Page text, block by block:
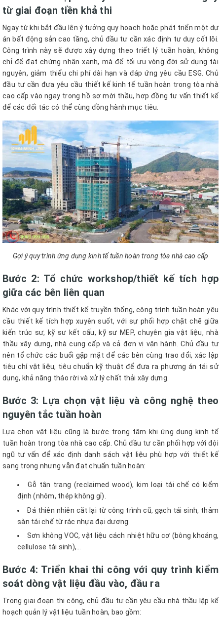
từ giai đoạn tiền khả thi
Ngay từ khi bắt đầu lên ý tưởng quy hoạch hoặc phát triển một dự
án bất động sản cao tầng, chủ đầu tư cần xác định tư duy cốt lõi.
Công trình này sẽ được xây dựng theo triết lý tuần hoàn, không
chỉ để đạt chứng nhận xanh, mà để tối ưu vòng đời sử dụng tài
nguyên, giảm thiểu chi phí dài hạn và đáp ứng yêu cầu ESG. Chủ
đầu tư cần đưa yêu cầu thiết kế kinh tế tuần hoàn trong tòa nhà
cao cấp vào ngay trong hồ sơ mời thầu, hợp đồng tư vấn thiết kế
để các đối tác có thể cùng đồng hành mục tiêu.
Gợi ý quy trình ứng dụng kinh tế tuần hoàn trong tòa nhà cao cấp
Bước 2: Tổ chức workshop/thiết kế tích hợp
giữa các bên liên quan
Khác với quy trình thiết kế truyền thống, công trình tuần hoàn yêu
cầu thiết kế tích hợp xuyên suốt, với sự phối hợp chặt chẽ giữa
kiến trúc sư, kỹ sư kết cấu, kỹ sư MEP, chuyên gia vật liệu, nhà
thầu xây dựng, nhà cung cấp và cả đơn vị vận hành. Chủ đầu tư
nên tổ chức các buổi gặp mặt để các bên cùng trao đổi, xác lập
tiêu chí vật liệu, tiêu chuẩn kỹ thuật để đưa ra phương án tái sử
dụng, khả năng tháo rời và xử lý chất thải xây dựng.
Bước 3: Lựa chọn vật liệu và công nghệ theo
nguyên tắc tuần hoàn
Lựa chọn vật liệu cũng là bước trọng tâm khi ứng dụng kinh tế
tuần hoàn trong tòa nhà cao cấp. Chủ đầu tư cần phối hợp với đội
ngũ tư vấn để xác định danh sách vật liệu phù hợp với thiết kế
sang trọng nhưng vẫn đạt chuẩn tuần hoàn:
Gỗ tân trang (reclaimed wood), kim loại tái chế có kiểm
định (nhôm, thép không gỉ).
Đá thiên nhiên cắt lại từ công trình cũ, gạch tái sinh, thảm
sàn tái chế từ rác nhựa đại dương.
Sơn không VOC, vật liệu cách nhiệt hữu cơ (bông khoáng,
cellulose tái sinh),…
Bước 4: Triển khai thi công với quy trình kiểm
soát dòng vật liệu đầu vào, đầu ra
Trong giai đoạn thi công, chủ đầu tư cần yêu cầu nhà thầu lập kế
hoạch quản lý vật liệu tuần hoàn, bao gồm: